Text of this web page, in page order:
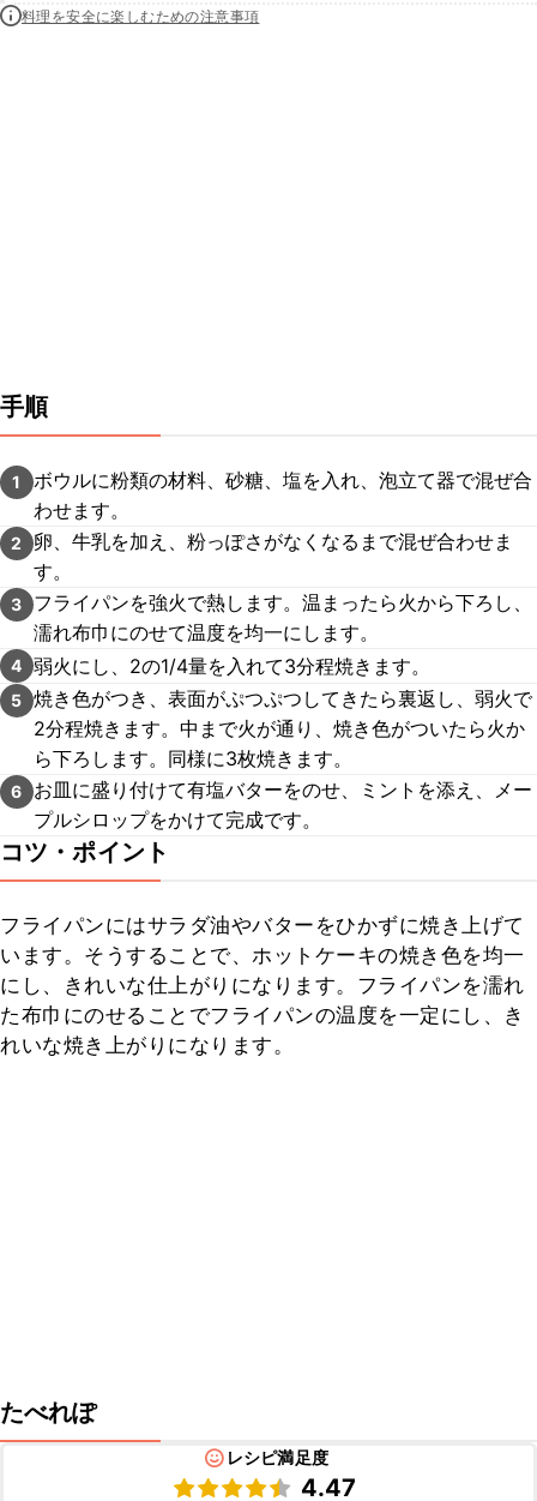
料理を安全に楽しむための注意事項
手順
1
ボウルに粉類の材料、砂糖、塩を入れ、泡立て器で混ぜ合
わせます。
2
卵、牛乳を加え、粉っぽさがなくなるまで混ぜ合わせま
す。
3
フライパンを強火で熱します。温まったら火から下ろし、
濡れ布巾にのせて温度を均一にします。
4 弱火にし、2の1/4量を入れて3分程焼きます。
5 焼き色がつき、表面がぷつぷつしてきたら裏返し、弱火で
2分程焼きます。中まで火が通り、焼き色がついたら火か
ら下ろします。同様に3枚焼きます。
6
お皿に盛り付けて有塩バターをのせ、ミントを添え、メー
プルシロップをかけて完成です。
コツ・ポイント
フライパンにはサラダ油やバターをひかずに焼き上げて
います。そうすることで、ホットケーキの焼き色を均一
にし、きれいな仕上がりになります。フライパンを濡れ
た布巾にのせることでフライパンの温度を一定にし、き
れいな焼き上がりになります。
たべれぽ
レシピ満足度
4.47